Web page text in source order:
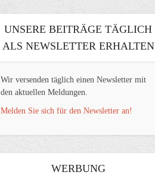
UNSERE BEITRÄGE TÄGLICH
ALS NEWSLETTER ERHALTEN
Wir versenden täglich einen Newsletter mit
den aktuellen Meldungen.
Melden Sie sich für den Newsletter an!
WERBUNG